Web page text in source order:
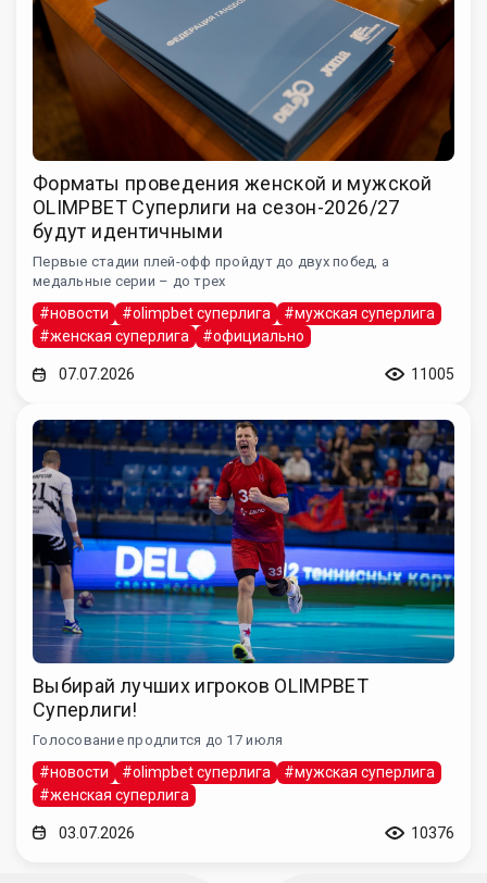
Форматы проведения женской и мужской
OLIMPBET Суперлиги на сезон-2026/27
будут идентичными
Первые стадии плей-офф пройдут до двух побед, а
медальные серии – до трех
#новости #olimpbet суперлига
#мужская суперлига
#женская суперлига
#официально
07.07.2026 11005
Выбирай лучших игроков OLIMPBET
Суперлиги!
Голосование продлится до 17 июля
#новости #olimpbet суперлига
#мужская суперлига
#женская суперлига
03.07.2026 10376